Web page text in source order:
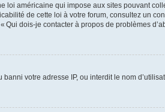
loi américaine qui impose aux sites pouvant
de cette loi à votre forum, consultez un
dois-je contacter à propos de problèmes
votre adresse IP, ou interdit le nom